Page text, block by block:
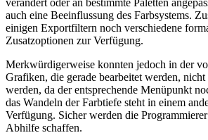
verändert oder an bestimmte Paletten
auch eine Beeinflussung des Farbsystems.
einigen Exportfiltern noch verschiedene
Zusatzoptionen zur Verfügung.
Merkwürdigerweise konnten jedoch in der
Grafiken, die gerade bearbeitet werden,
werden, da der entsprechende Menüpunkt
das Wandeln der Farbtiefe steht in einem
Verfügung. Sicher werden die
Abhilfe schaffen.